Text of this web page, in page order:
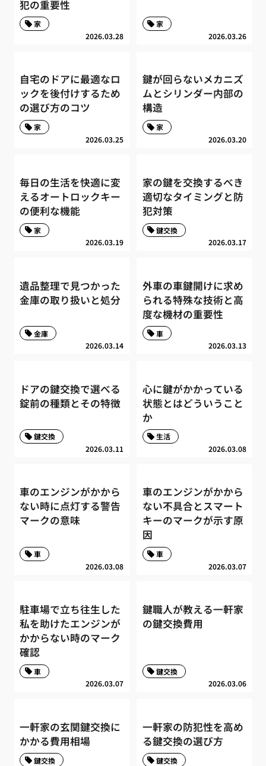
犯の重要性
2026.03.28
家
2026.03.26
家
自宅のドアに最適なロ
ックを後付けするため
の選び方のコツ
2026.03.25
家
鍵が回らないメカニズ
ムとシリンダー内部の
構造
2026.03.20
家
毎日の生活を快適に変
えるオートロックキー
の便利な機能
2026.03.19
家
家の鍵を交換するべき
適切なタイミングと防
犯対策
2026.03.17
鍵交換
遺品整理で見つかった
金庫の取り扱いと処分
2026.03.14
金庫
外車の車鍵開けに求め
られる特殊な技術と高
度な機材の重要性
2026.03.13
車
ドアの鍵交換で選べる
錠前の種類とその特徴
2026.03.11
鍵交換
心に鍵がかかっている
状態とはどういうこと
か
2026.03.08
生活
車のエンジンがかから
ない時に点灯する警告
マークの意味
2026.03.08
車
車のエンジンがかから
ない不具合とスマート
キーのマークが示す原
因
2026.03.07
車
駐車場で立ち往生した
私を助けたエンジンが
かからない時のマーク
確認
2026.03.07
車
鍵職人が教える一軒家
の鍵交換費用
2026.03.06
鍵交換
一軒家の玄関鍵交換に
かかる費用相場
鍵交換
一軒家の防犯性を高め
る鍵交換の選び方
鍵交換